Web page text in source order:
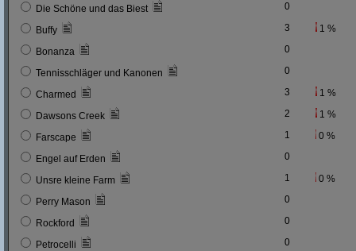
Die Schöne und das Biest 0
Buffy 3 1 %
Bonanza 0
Tennisschläger und Kanonen 0
Charmed 3 1 %
Dawsons Creek 2 1 %
Farscape 1 0 %
Engel auf Erden 0
Unsre kleine Farm 1 0 %
Perry Mason 0
Rockford 0
Petrocelli 0